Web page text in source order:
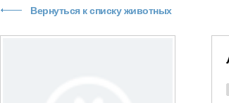
Вернуться к списку животных